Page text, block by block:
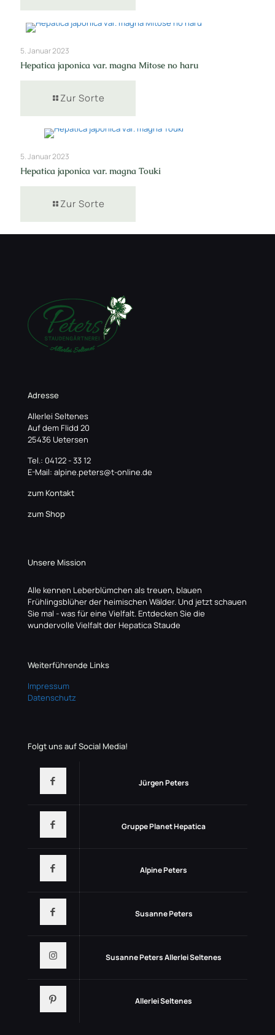
5. Januar 2023
Hepatica japonica var. magna Mitose no haru
Zur Sorte
5. Januar 2023
Hepatica japonica var. magna Touki
Zur Sorte
Adresse
Allerlei Seltenes
Auf dem Flidd 20
25436 Uetersen
Tel.: 04122 - 33 12
E-Mail: alpine.peters@t-online.de
zum Kontakt
zum Shop
Unsere Mission
Alle kennen Leberblümchen als treuen, blauen
Frühlingsblüher der heimischen Wälder. Und jetzt schauen
Sie mal - was für eine Vielfalt. Entdecken Sie die
wundervolle Vielfalt der Hepatica Staude
Weiterführende Links
Impressum
Datenschutz
Folgt uns auf Social Media!
Jürgen Peters
Gruppe Planet Hepatica
Alpine Peters
Susanne Peters
Susanne Peters Allerlei Seltenes
Allerlei Seltenes